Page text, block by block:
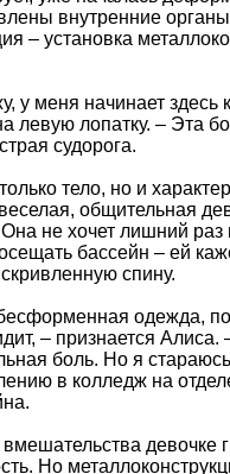
внутренние
– установка
у меня начинает здесь
левую лопатку. – Эта
судорога.
тело, но и
общительная
не хочет лишний раз
бассейн – ей
спину.
одежда,
– признается Алиса.
боль. Но я
в колледж на
вмешательства девочке
Но